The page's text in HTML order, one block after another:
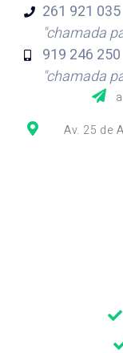
261 921 035
"chamada
919 246 250
"chamada
Av. 25 de